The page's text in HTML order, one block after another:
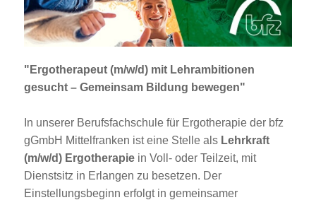
Jobportal
Presse und Medien
bbw e. V.
Karriere
Presse
"Ergotherapeut (m/w/d) mit Lehrambitionen
gesucht – Gemeinsam Bildung bewegen"
In unserer Berufsfachschule für Ergotherapie der bfz
gGmbH Mittelfranken ist eine Stelle als Lehrkraft
(m/w/d) Ergotherapie in Voll- oder Teilzeit, mit
Dienstsitz in Erlangen zu besetzen. Der
Einstellungsbeginn erfolgt in gemeinsamer